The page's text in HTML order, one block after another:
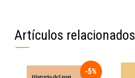
Artículos relacionados
-5%